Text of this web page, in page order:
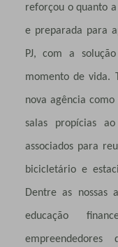
reforçou o quanto
e preparada para
PJ, com a
momento de vida.
nova agência
salas propícias
associados para
bicicletário e
Dentre as nossas
educação